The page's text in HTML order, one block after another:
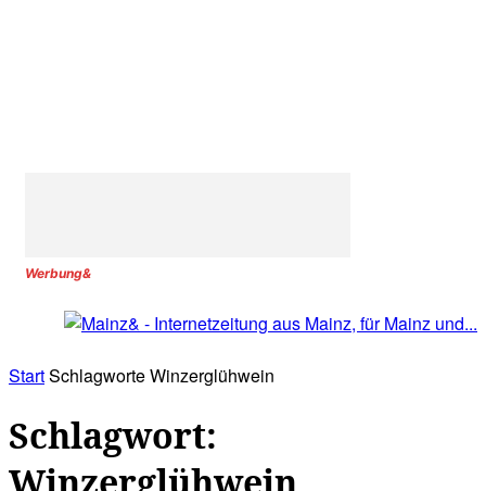
Werbung&
StartSchlagworteWinzerglühwein
Schlagwort:
Winzerglühwein